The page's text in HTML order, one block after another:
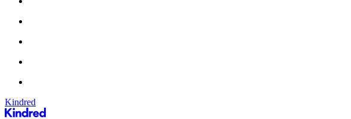
Kindred